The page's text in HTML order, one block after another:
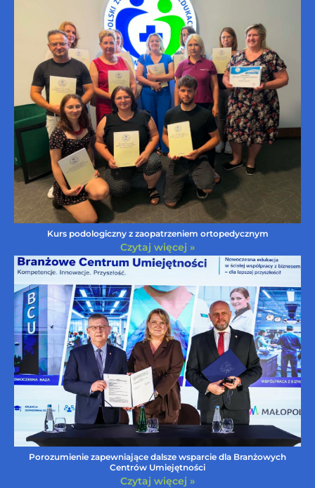
Kurs podologiczny z zaopatrzeniem ortopedycznym
Czytaj więcej »
Porozumienie zapewniające dalsze wsparcie dla Branżowych
Centrów Umiejętności
Czytaj więcej »